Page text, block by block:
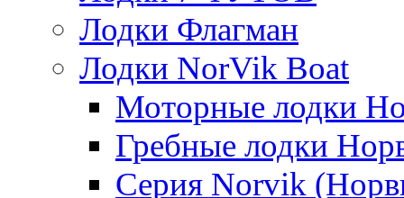
Лодки Флагман
Лодки NorVik Boat
Моторные лодки
Гребные лодки
Серия Norvik